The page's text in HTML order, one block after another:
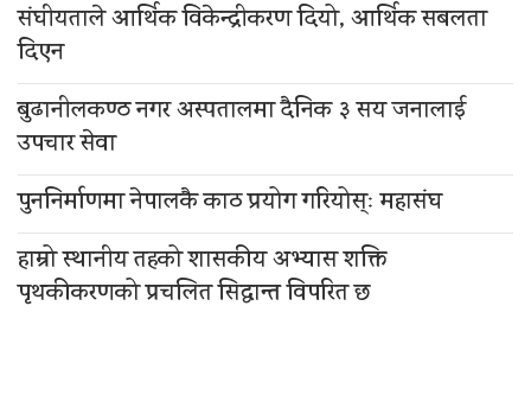
संघीयताले आर्थिक विकेन्द्रीकरण दियो, आर्थिक सबलता
दिएन
बुढानीलकण्ठ नगर अस्पतालमा दैनिक ३ सय जनालाई
उपचार सेवा
पुननिर्माणमा नेपालकै काठ प्रयोग गरियोस्ः महासंघ
हाम्रो स्थानीय तहको शासकीय अभ्यास शक्ति
पृथकीकरणको प्रचलित सिद्धान्त विपरित छ